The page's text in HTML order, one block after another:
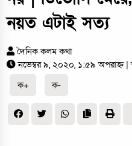
নয়ত এটাই সত্য
দৈনিক কলম কথা
নভেম্বর ৯, ২০২০, ১:৫৯ অপরাহ্ন |
ক+
ক-